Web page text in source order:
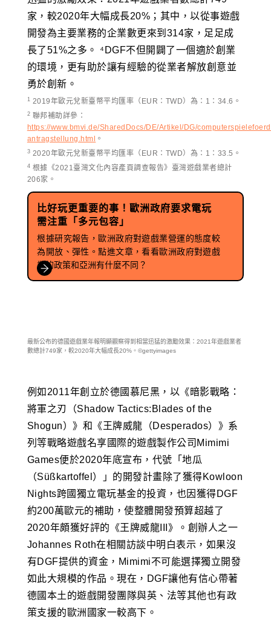
家，較2020年大幅成長20%；其中，以從事遊戲
開發為主要業務的企業數更來到314家，足足成
長了51%之多。 ⁴DGF不但開闢了一個適於創業
的環境，更有助於讓有經驗的從業者解放創意並
勇於創新。
1 2019年歐元兌新臺幣平均匯率（EUR：TWD）為：1：34.6。
2 聯邦補助詳參：
https://www.bmvi.de/SharedDocs/DE/Artikel/DG/
antragstellung.html 。
3 2020年歐元兌新臺幣平均匯率（EUR：TWD）為：1：33.5。
4 根據《2021臺灣文化內容產頁調查報告》臺灣遊戲業者總計
206家。
比好玩更重要的事！ 歐洲政府要求電玩
需注重「多元包容」
根據研究報告，歐洲政府對遊戲業營運的態度較
為開放、彈性。點進文章，看看歐洲政府對遊戲
業的政策和亞洲有什麼不同？
最新公布的德國遊戲業年報明顯觀察得到相當迅猛的激勵效果：2021年遊戲業者
數總計749家，較2020年大幅成長20%。©gettyimages
例如2011年創立於德國慕尼黑，以《暗影戰略：
將軍之刃（Shadow Tactics:Blades of the
Shogun）》和《王牌威龍（Desperados）》系
列等戰略遊戲名享國際的遊戲製作公司Mimimi
Games便於2020年底宣布，代號「地瓜
（Süßkartoffel）」的開發計畫除了獲得Kowloon
Nights跨國獨立電玩基金的投資，也因獲得DGF
約200萬歐元的補助，使整體開發預算超越了
2020年頗獲好評的《王牌威龍III》。創辦人之一
Johannes Roth在相關訪談中明白表示，如果沒
有DGF提供的資金，Mimimi不可能選擇獨立開發
如此大規模的作品。現在，DGF讓他有信心帶著
德國本土的遊戲開發團隊與英、法等其他也有政
策支援的歐洲國家一較高下。